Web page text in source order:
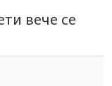
вече се